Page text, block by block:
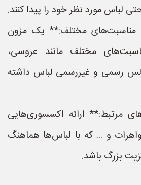
لباس مورد نظر خود را پیدا کنند.
مناسبت‌های مختلف:** یک مزون
مختلف مانند عروسی،
رسمی و غیررسمی لباس داشته
مرتبط:** ارائه اکسسوری‌هایی
و ... که با لباس‌ها هماهنگ
بزرگ باشد.